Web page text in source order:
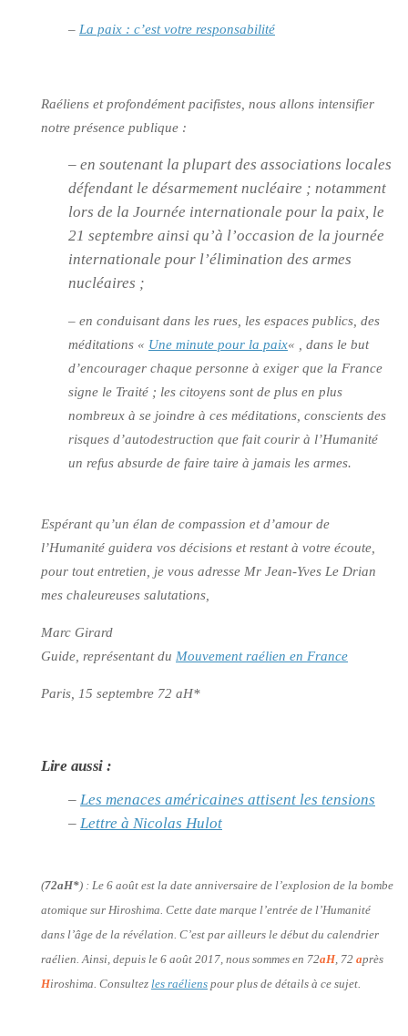
– La paix : c’est votre responsabilité
Raéliens et profondément pacifistes, nous allons intensifier
notre présence publique :
– en soutenant la plupart des associations locales
défendant le désarmement nucléaire ; notamment
lors de la Journée internationale pour la paix, le
21 septembre ainsi qu’à l’occasion de la journée
internationale pour l’élimination des armes
nucléaires ;
– en conduisant dans les rues, les espaces publics, des
méditations « Une minute pour la paix« , dans le but
d’encourager chaque personne à exiger que la France
signe le Traité ; les citoyens sont de plus en plus
nombreux à se joindre à ces méditations, conscients des
risques d’autodestruction que fait courir à l’Humanité
un refus absurde de faire taire à jamais les armes.
Espérant qu’un élan de compassion et d’amour de
l’Humanité guidera vos décisions et restant à votre écoute,
pour tout entretien, je vous adresse Mr Jean-Yves Le Drian
mes chaleureuses salutations,
Marc Girard
Guide, représentant du Mouvement raélien en France
Paris, 15 septembre 72 aH*
Lire aussi :
– Les menaces américaines attisent les tensions
– Lettre à Nicolas Hulot
(72aH*) : Le 6 août est la date anniversaire de l’explosion de la bombe
atomique sur Hiroshima. Cette date marque l’entrée de l’Humanité
dans l’âge de la révélation. C’est par ailleurs le début du calendrier
raélien. Ainsi, depuis le 6 août 2017, nous sommes en 72aH, 72 après
Hiroshima. Consultez les raéliens pour plus de détails à ce sujet.